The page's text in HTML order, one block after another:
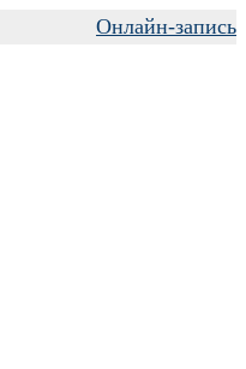
Онлайн-запись